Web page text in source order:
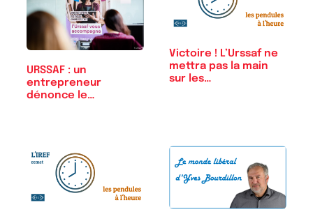
URSSAF : un
entrepreneur
dénonce le
Victoire ! L’Urssaf ne
mettra pas la main
sur les…